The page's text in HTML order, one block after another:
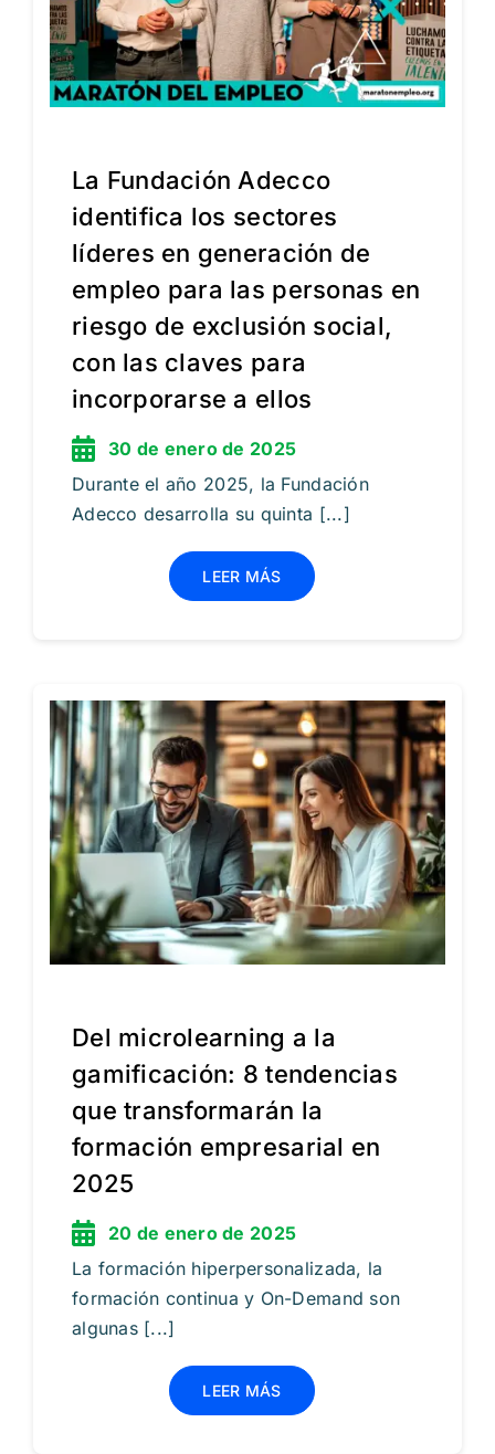
La Fundación Adecco
identifica los sectores
líderes en generación de
empleo para las personas en
riesgo de exclusión social,
con las claves para
incorporarse a ellos
30 de enero de 2025
Durante el año 2025, la Fundación
Adecco desarrolla su quinta [...]
LEER MÁS
Del microlearning a la
gamificación: 8 tendencias
que transformarán la
formación empresarial en
2025
20 de enero de 2025
La formación hiperpersonalizada, la
formación continua y On-Demand son
algunas [...]
LEER MÁS